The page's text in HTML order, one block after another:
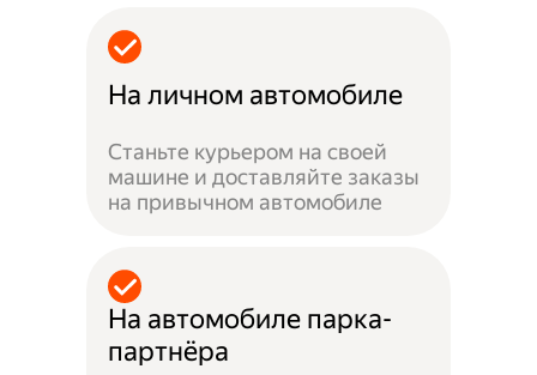
На личном автомобиле
Станьте курьером на своей
машине и доставляйте заказы
на привычном автомобиле
На автомобиле парка-
партнёра